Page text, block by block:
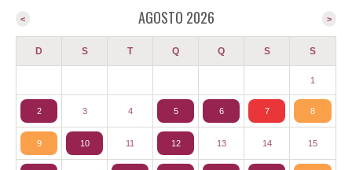
AGOSTO 2026 >
<
D S T Q Q S S
1
2 3 4 5 6 7 8
9 10 11 12 13 14 15